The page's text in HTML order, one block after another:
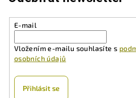
E-mail
Vložením e-mailu souhlasíte s
osobních údajů
Přihlásit se